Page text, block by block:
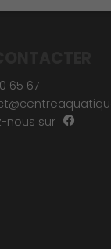
65 67
nous sur